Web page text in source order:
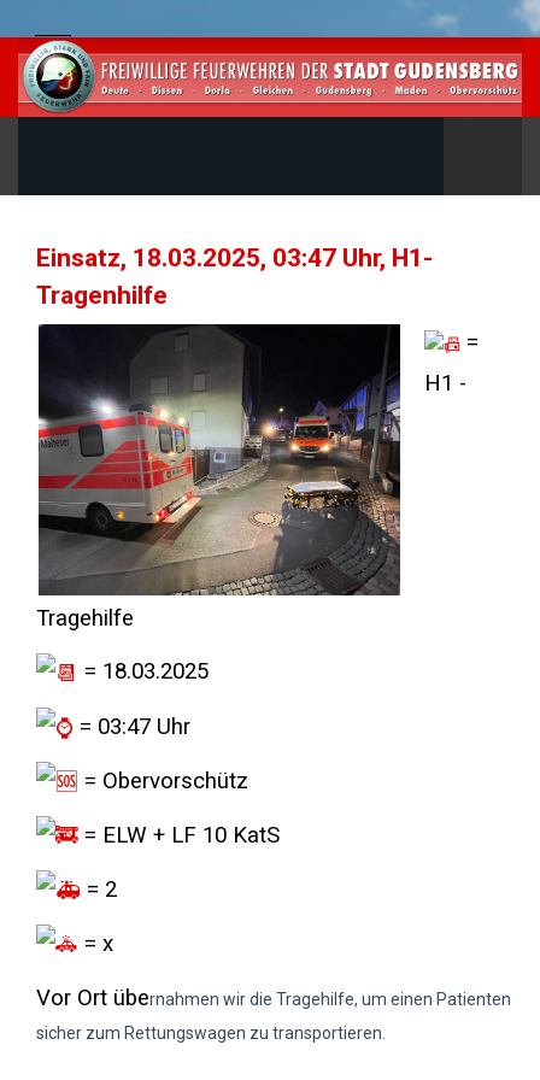
Einsatz, 18.03.2025, 03:47 Uhr, H1-
Tragenhilfe
=
H1 -
Tragehilfe
= 18.03.2025
= 03:47 Uhr
= Obervorschütz
= ELW + LF 10 KatS
= 2
= x
Vor Ort übernahmen wir die Tragehilfe, um einen Patienten
sicher zum Rettungswagen zu transportieren.